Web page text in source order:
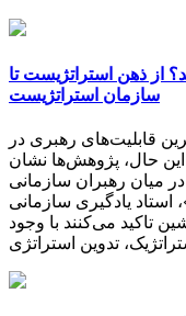
از ذهن استراتژیست تا
سازمان استراتژیست
قابلیت‌های رهبری در
حال، پژوهش‌ها نشان
میان رهبران سازمانی
یادگیری سازمانی
تاکید می‌کنند با وجود